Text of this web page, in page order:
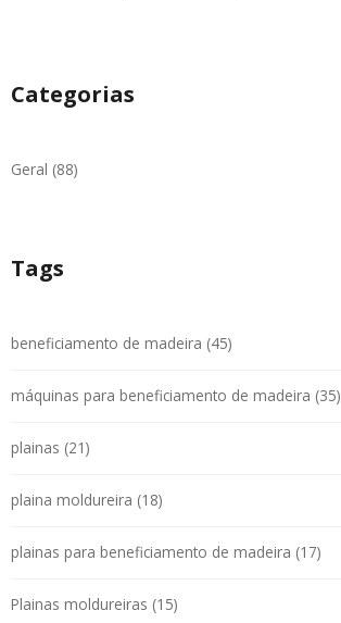
Categorias
Geral (88)
Tags
beneficiamento de madeira (45)
máquinas para beneficiamento de madeira (35)
plainas (21)
plaina moldureira (18)
plainas para beneficiamento de madeira (17)
Plainas moldureiras (15)